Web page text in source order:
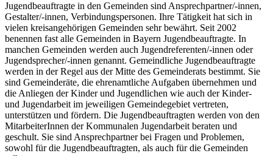
Jugendbeauftragte in den Gemeinden sind Ansprechpartner/-innen,
Gestalter/-innen, Verbindungspersonen. Ihre Tätigkeit hat sich in
vielen kreisangehörigen Gemeinden sehr bewährt. Seit 2002
benennen fast alle Gemeinden in Bayern Jugendbeauftragte. In
manchen Gemeinden werden auch Jugendreferenten/-innen oder
Jugendsprecher/-innen genannt. Gemeindliche Jugendbeauftragte
werden in der Regel aus der Mitte des Gemeinderats bestimmt. Sie
sind Gemeinderäte, die ehrenamtliche Aufgaben übernehmen und
die Anliegen der Kinder und Jugendlichen wie auch der Kinder-
und Jugendarbeit im jeweiligen Gemeindegebiet vertreten,
unterstützen und fördern. Die Jugendbeauftragten werden von den
MitarbeiterInnen der Kommunalen Jugendarbeit beraten und
geschult. Sie sind Ansprechpartner bei Fragen und Problemen,
sowohl für die Jugendbeauftragten, als auch für die Gemeinden